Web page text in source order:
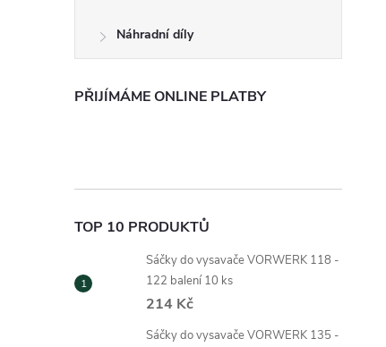
Náhradní díly
PŘIJÍMÁME ONLINE PLATBY
TOP 10 PRODUKTŮ
Sáčky do vysavače VORWERK 118 -
122 balení 10 ks
214 Kč
Sáčky do vysavače VORWERK 135 -